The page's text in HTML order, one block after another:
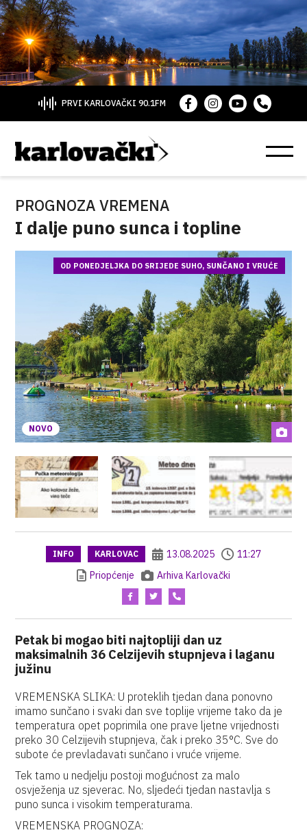
PRVI KARLOVAČKI 90.1FM
PROGNOZA VREMENA
I dalje puno sunca i topline
NOVO
OD PONEDJELJKA DO SRIJEDE SUHO, SUNČANO I VRUĆE
INFO KARLOVAC 13.08.2025
11:27
Priopćenje
Arhiva Karlovački
Petak bi mogao biti najtopliji dan uz
maksimalnih 36 Celzijevih stupnjeva i laganu
južinu
VREMENSKA SLIKA: U proteklih tjedan dana ponovno
imamo sunčano i svaki dan sve toplije vrijeme tako da je
temperatura opet poprimila one prave ljetne vrijednosti
preko 30 Celzijevih stupnjeva, čak i preko 35°C. Sve do
subote će prevladavati sunčano i vruće vrijeme.
Tek tamo u nedjelju postoji mogućnost za malo
osvježenja uz sjeverac. No, sljedeći tjedan nastavlja s
puno sunca i visokim temperaturama.
VREMENSKA PROGNOZA: